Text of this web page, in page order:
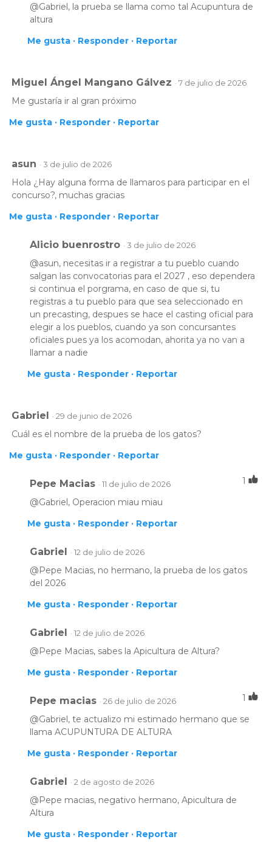
@Gabriel, la prueba se llama como tal Acupuntura de
altura
Me gusta · Responder · Reportar
Miguel Ángel Mangano Gálvez · 7 de julio de 2026
Me gustaría ir al gran próximo
Me gusta · Responder · Reportar
asun · 3 de julio de 2026
Hola ¿Hay alguna forma de llamaros para participar en el
concurso?, muchas gracias
Me gusta · Responder · Reportar
Alicio buenrostro · 3 de julio de 2026
@asun, necesitas ir a registrar a tu pueblo cuando
salgan las convocatorias para el 2027 , eso dependera
si continua el porgrama, en caso de que si, tu
registras a tu pueblo para que sea seleccionado en
un precasting, despues se hace el casting oficial para
elegir a los pueblos, cuando ya son concursantes
oficiales pues ya los acomodan, ahorita ya no van a
llamar a nadie
Me gusta · Responder · Reportar
Gabriel · 29 de junio de 2026
Cuál es el nombre de la prueba de los gatos?
Me gusta · Responder · Reportar
Pepe Macias · 11 de julio de 2026
@Gabriel, Operacion miau miau
Me gusta · Responder · Reportar
1
Gabriel · 12 de julio de 2026
@Pepe Macias, no hermano, la prueba de los gatos
del 2026
Me gusta · Responder · Reportar
Gabriel · 12 de julio de 2026
@Pepe Macias, sabes la Apicultura de Altura?
Me gusta · Responder · Reportar
Pepe macias · 26 de julio de 2026
@Gabriel, te actualizo mi estimado hermano que se
llama ACUPUNTURA DE ALTURA
Me gusta · Responder · Reportar
1
Gabriel · 2 de agosto de 2026
@Pepe macias, negativo hermano, Apicultura de
Altura
Me gusta · Responder · Reportar